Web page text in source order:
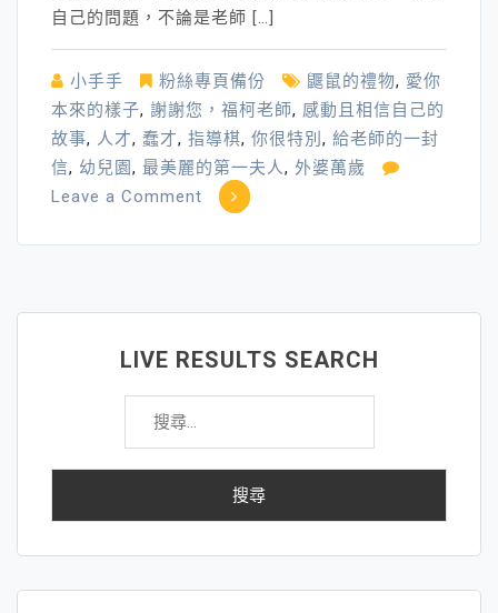
自己的問題，不論是老師 […]
小手手 粉絲專頁備份 鼴鼠的禮物, 愛你
本來的樣子, 謝謝您，福柯老師, 感動且相信自己的
故事, 人才, 蠢才, 指導棋, 你很特別 , 給老師的一封
信, 幼兒園, 最美麗的第一夫人, 外婆萬歲
Leave a Comment on
角
～
決
是
LIVE RESULTS SEARCH
搜
關